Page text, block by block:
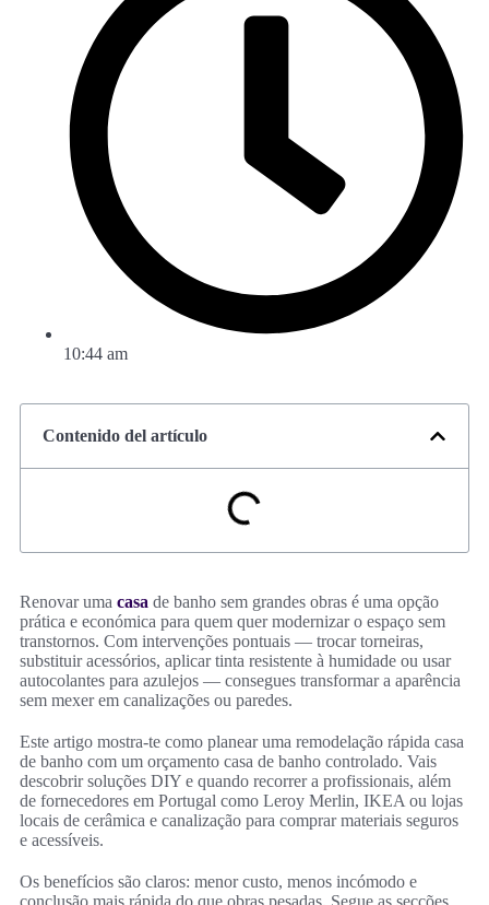
10:44 am
Contenido del artículo
Renovar uma casa de banho sem grandes obras é uma opção
prática e económica para quem quer modernizar o espaço sem
transtornos. Com intervenções pontuais — trocar torneiras,
substituir acessórios, aplicar tinta resistente à humidade ou usar
autocolantes para azulejos — consegues transformar a aparência
sem mexer em canalizações ou paredes.
Este artigo mostra-te como planear uma remodelação rápida casa
de banho com um orçamento casa de banho controlado. Vais
descobrir soluções DIY e quando recorrer a profissionais, além
de fornecedores em Portugal como Leroy Merlin, IKEA ou lojas
locais de cerâmica e canalização para comprar materiais seguros
e acessíveis.
Os benefícios são claros: menor custo, menos incómodo e
conclusão mais rápida do que obras pesadas. Segue as secções